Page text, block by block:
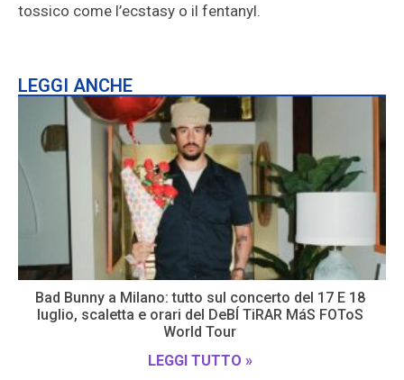
tossico come l’ecstasy o il fentanyl.
LEGGI ANCHE
Bad Bunny a Milano: tutto sul concerto del 17 E 18
luglio, scaletta e orari del DeBÍ TiRAR MáS FOToS
World Tour
LEGGI TUTTO »